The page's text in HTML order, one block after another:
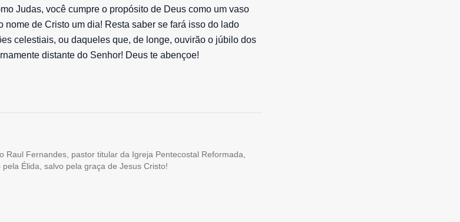
Judas, você cumpre o propósito de Deus como um vaso
nome de Cristo um dia! Resta saber se fará isso do lado
celestiais, ou daqueles que, de longe, ouvirão o júbilo dos
distante do Senhor! Deus te abençoe!
Raul Fernandes, pastor titular da Igreja Pentecostal Reformada,
Élida, salvo pela graça de Jesus Cristo!